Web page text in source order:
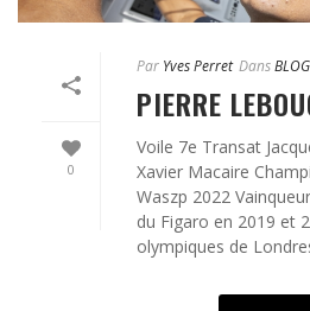
0
Par Yves Perret DansBLOG
PIERRE
Voile 7e Transat
Xavier Macaire
Waszp 2022
du Figaro en 2019 et
olympiques de